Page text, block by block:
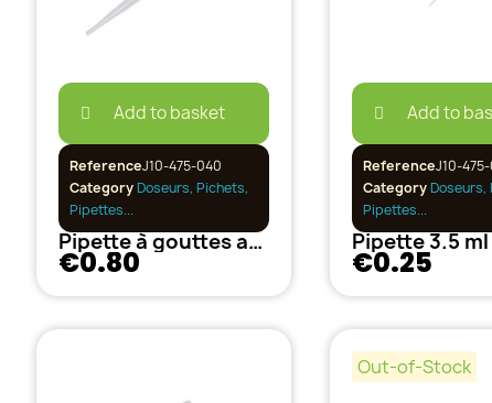
Add to basket
ReferenceJ10-475-040
CategoryDoseurs, Pichets,
Pipettes...
Pipette à gouttes avec soufflet 5ml
€0.80
Add to
ReferenceJ10-
CategoryDoseurs,
Pipettes...
Pipette 3.5 ml
€0.25
Out-of-Stock